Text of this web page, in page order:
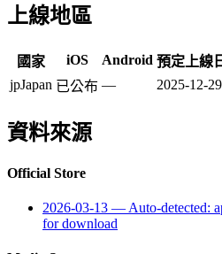
上線地區
國家 iOS Android 預定上線
jpJapan 已公布 — 2025-12-29
資料來源
Official Store
2026-03-13 — Auto-detected:
for download